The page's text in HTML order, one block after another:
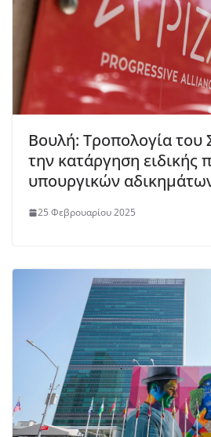
Βουλή: Τροπολογία του
την κατάργηση ειδικής
υπουργικών
25 Φεβρουαρίου 2025